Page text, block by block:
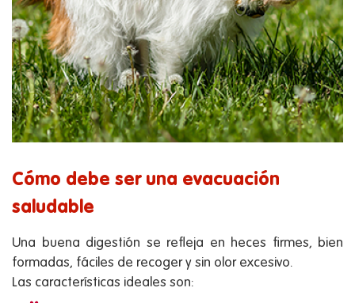
Cómo debe ser una evacuación
saludable
Una buena digestión se refleja en heces firmes, bien
formadas, fáciles de recoger y sin olor excesivo.
Las características ideales son: